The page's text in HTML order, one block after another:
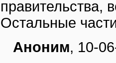
правительства,
Остальные
Аноним, 10-